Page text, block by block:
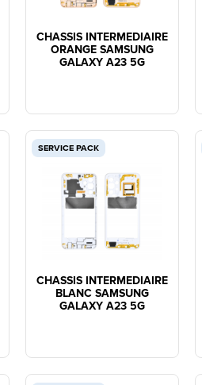
CHASSIS INTERMEDIAIRE
ORANGE SAMSUNG
GALAXY A23 5G
SERVICE PACK
CHASSIS INTERMEDIAIRE
BLANC SAMSUNG
GALAXY A23 5G